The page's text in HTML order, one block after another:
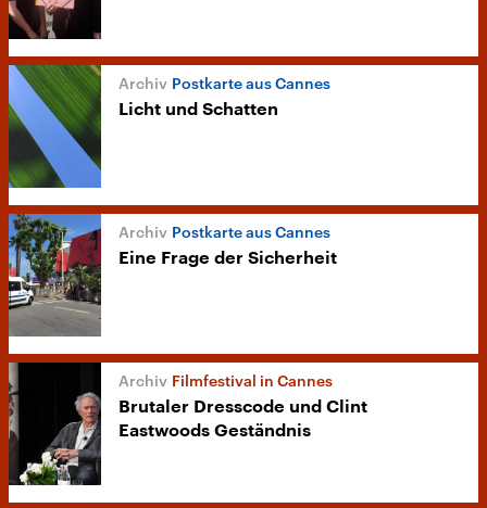
Postkarte aus Cannes
Licht und Schatten
Postkarte aus Cannes
Eine Frage der Sicherheit
Filmfestival in Cannes
Brutaler Dresscode und Clint
Eastwoods Geständnis